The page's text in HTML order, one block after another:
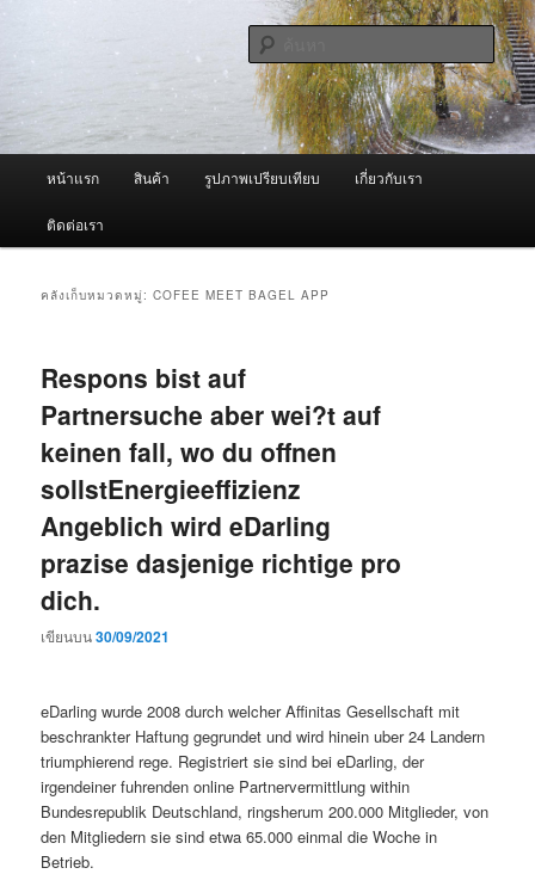
เนื้อหา
หลัก ผู้นำเข้าเครื่องพ่นหมอกควัน Best
Fogger / Fogger One และ อะไหล่
จำหน่ายเครื่องพ่นหมอกควัน คุณภาพดี บริการด้วยความจริงใจ
ค้นหา
หน้าแรก สินค้า รูปภาพเปรียบเทียบ เกี่ยวกับเรา
ติดต่อเรา
คลังเก็บหมวดหมู่:COFEE MEET BAGEL APP
Respons bist auf
Partnersuche aber wei?t auf
keinen fall, wo du offnen
sollstEnergieeffizienz
Angeblich wird eDarling
prazise dasjenige richtige pro
dich.
เขียนบน30/09/2021
eDarling wurde 2008 durch welcher Affinitas Gesellschaft mit
beschrankter Haftung gegrundet und wird hinein uber 24 Landern
triumphierend rege. Registriert sie sind bei eDarling, der
irgendeiner fuhrenden online Partnervermittlung within
Bundesrepublik Deutschland, ringsherum 200.000 Mitglieder, von
den Mitgliedern sie sind etwa 65.000 einmal die Woche in
Betrieb.